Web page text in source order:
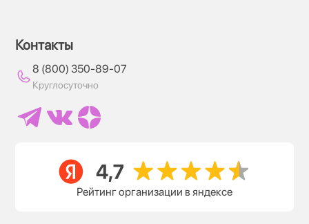
Контакты
8 (800) 350-89-07
Круглосуточно
Рейтинг организации в яндексе